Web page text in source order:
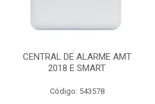
CENTRAL DE ALARME AMT
2018 E SMART
Código: 543578